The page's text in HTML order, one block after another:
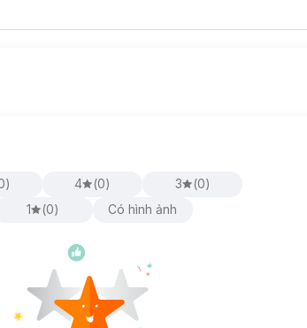
) 4 (0) 3 (0)
1 (0) Có hình ảnh